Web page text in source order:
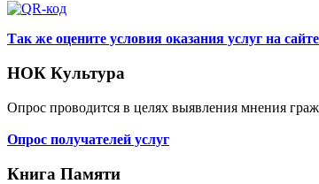
Так же оцените условия оказания услуг на
НОК Культура
Опрос проводится в целях выявления мнения
Опрос получателей услуг
Книга Памяти